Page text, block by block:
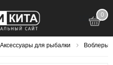
0
Аксессуары для рыбалки Воблеры